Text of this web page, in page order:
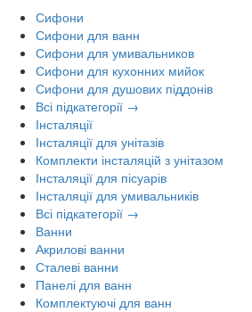
Сифони
Сифони для ванн
Сифони для умивальников
Сифони для кухонних мийок
Сифони для душових піддонів
Всі підкатегорії →
Інсталяції
Інсталяції для унітазів
Комплекти інсталяцій з унітазом
Інсталяції для пісуарів
Інсталяції для умивальників
Всі підкатегорії →
Ванни
Акрилові ванни
Сталеві ванни
Панелі для ванн
Комплектуючі для ванн